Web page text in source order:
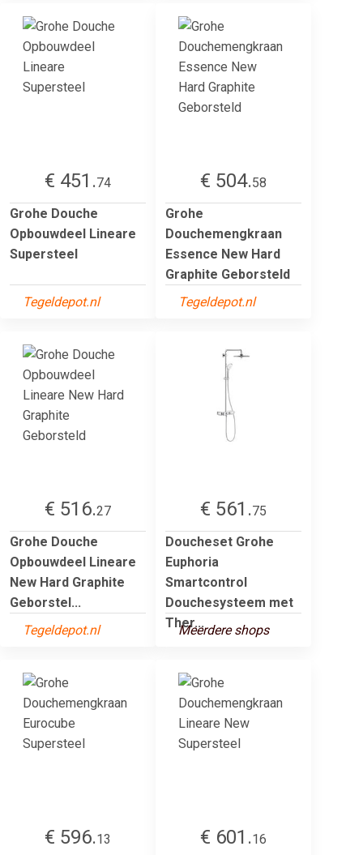
€ 451.74
Grohe Douche
Opbouwdeel Lineare
Supersteel
Tegeldepot.nl
€ 504.58
Grohe
Douchemengkraan
Essence New Hard
Graphite Geborsteld
Tegeldepot.nl
€ 516.27
Grohe Douche
Opbouwdeel Lineare
New Hard Graphite
Geborstel...
Tegeldepot.nl
€ 561.75
Doucheset Grohe
Euphoria
Smartcontrol
Douchesysteem met
Ther...
Meerdere shops
€ 596.13
€ 601.16